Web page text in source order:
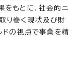
をもとに、社会的ニ
り巻く現状及び財
ドの視点で事業を精